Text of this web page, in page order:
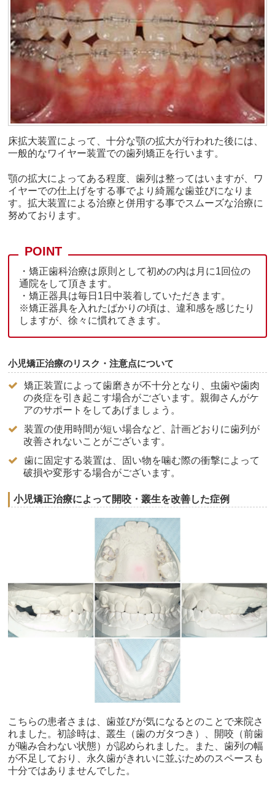
床拡大装置によって、十分な顎の拡大が行われた後には、
一般的なワイヤー装置での歯列矯正を行います。
顎の拡大によってある程度、歯列は整ってはいますが、ワ
イヤーでの仕上げをする事でより綺麗な歯並びになりま
す。拡大装置による治療と併用する事でスムーズな治療に
努めております。
・矯正歯科治療は原則として初めの内は月に1回位の
通院をして頂きます。
・矯正器具は毎日1日中装着していただきます。
※矯正器具を入れたばかりの頃は、違和感を感じたり
しますが、徐々に慣れてきます。
小児矯正治療のリスク・注意点について
矯正装置によって歯磨きが不十分となり、虫歯や歯肉
の炎症を引き起こす場合がございます。親御さんがケ
アのサポートをしてあげましょう。
装置の使用時間が短い場合など、計画どおりに歯列が
改善されないことがございます。
歯に固定する装置は、固い物を噛む際の衝撃によって
破損や変形する場合がございます。
小児矯正治療によって開咬・叢生を改善した症例
こちらの患者さまは、歯並びが気になるとのことで来院さ
れました。初診時は、叢生（歯のガタつき）、開咬（前歯
が噛み合わない状態）が認められました。また、歯列の幅
が不足しており、永久歯がきれいに並ぶためのスペースも
十分ではありませんでした。